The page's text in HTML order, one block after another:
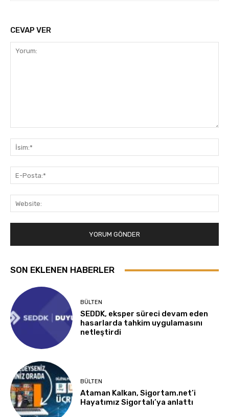
CEVAP VER
SON EKLENEN HABERLER
BÜLTEN
SEDDK, eksper süreci devam eden
hasarlarda tahkim uygulamasını
netleştirdi
BÜLTEN
Ataman Kalkan, Sigortam.net’i
Hayatımız Sigortalı’ya anlattı